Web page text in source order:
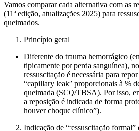
Vamos comparar cada alternativa com as
(11ª edição, atualizações 2025) para
queimados.
Princípio geral
Diferente do trauma hemorrágico
tipicamente por perda sanguínea),
ressuscitação é necessária para
“capillary leak” proporcionais à %
queimada (SCQ/TBSA). Por isso,
a reposição é indicada de forma
houver choque clínico”).
Indicação de “ressuscitação